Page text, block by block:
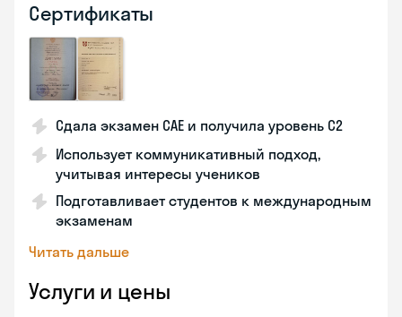
Сертификаты
Сдала экзамен CAE и получила уровень С2
Использует коммуникативный подход,
учитывая интересы учеников
Подготавливает студентов к международным
экзаменам
Читать дальше
Услуги и цены